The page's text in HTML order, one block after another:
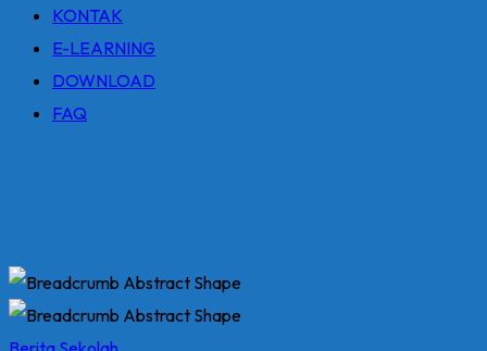
KONTAK
E-LEARNING
DOWNLOAD
FAQ